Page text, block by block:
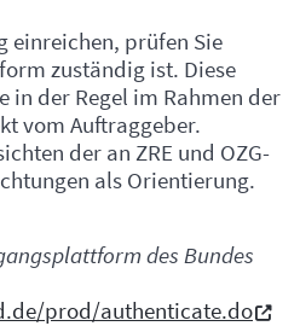
einreichen, prüfen Sie
zuständig ist. Diese
in der Regel im Rahmen der
vom Auftraggeber.
der an ZRE und OZG-
als Orientierung.
des Bundes
prod/authenticate.do